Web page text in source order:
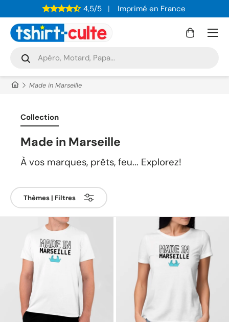
ALLER AU CONTENU
4,5/5 Imprimé en France
Recherche
Rechercher
Panier
Menu
Made in Marseille
Collection
Made in Marseille
À vos marques, prêts, feu... Explorez!
Thèmes | Filtres